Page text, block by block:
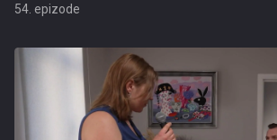
54. epizode